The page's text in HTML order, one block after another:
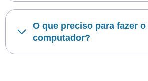
O que preciso para fazer
computador?